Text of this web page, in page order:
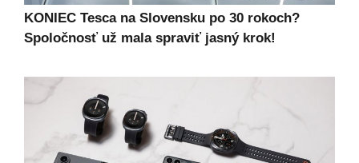
KONIEC Tesca na Slovensku po 30 rokoch?
Spoločnosť už mala spraviť jasný krok!